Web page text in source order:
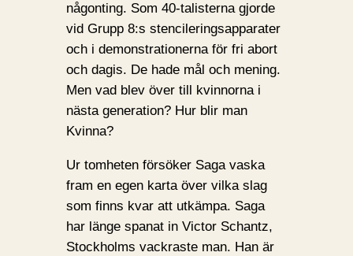
någonting. Som 40-talisterna gjorde
vid Grupp 8:s stencileringsapparater
och i demonstrationerna för fri abort
och dagis. De hade mål och mening.
Men vad blev över till kvinnorna i
nästa generation? Hur blir man
Kvinna?
Ur tomheten försöker Saga vaska
fram en egen karta över vilka slag
som finns kvar att utkämpa. Saga
har länge spanat in Victor Schantz,
Stockholms vackraste man. Han är